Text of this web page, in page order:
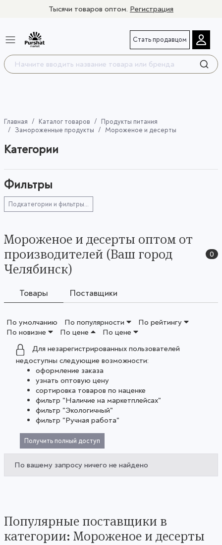
Тысячи товаров оптом. Регистрация
Стать продавцом
Главная Каталог товаров
Продукты питания
Замороженные продукты
Мороженое и десерты
Категории
Фильтры
Подкатегории и фильтры...
Мороженое и десерты оптом от
производителей (Ваш город
Челябинск)
0
Товары Поставщики
По умолчанию По популярности
По рейтингу
По новизне
По цене
По цене
Для незарегистрированных пользователей
недоступны следующие возможности:
оформление заказа
узнать оптовую цену
сортировка товаров по наценке
фильтр "Наличие на маркетплейсах"
фильтр "Экологичный"
фильтр "Ручная работа"
Получить полный доступ
По вашему запросу ничего не найдено
Популярные поставщики в
категории: Мороженое и десерты